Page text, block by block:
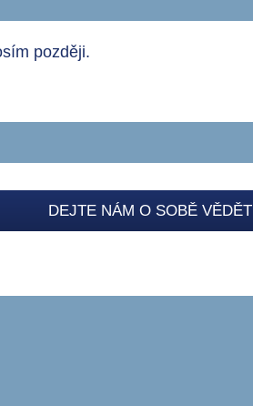
později.
DEJTE NÁM O SOBĚ VĚDĚT